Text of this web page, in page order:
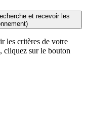
et recevoir les
les critères de votre
cliquez sur le bouton